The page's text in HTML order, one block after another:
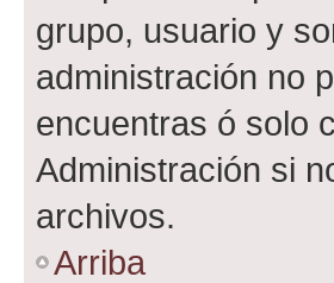
grupo, usuario y
administración no
encuentras ó solo
Administración si
archivos.
Arriba